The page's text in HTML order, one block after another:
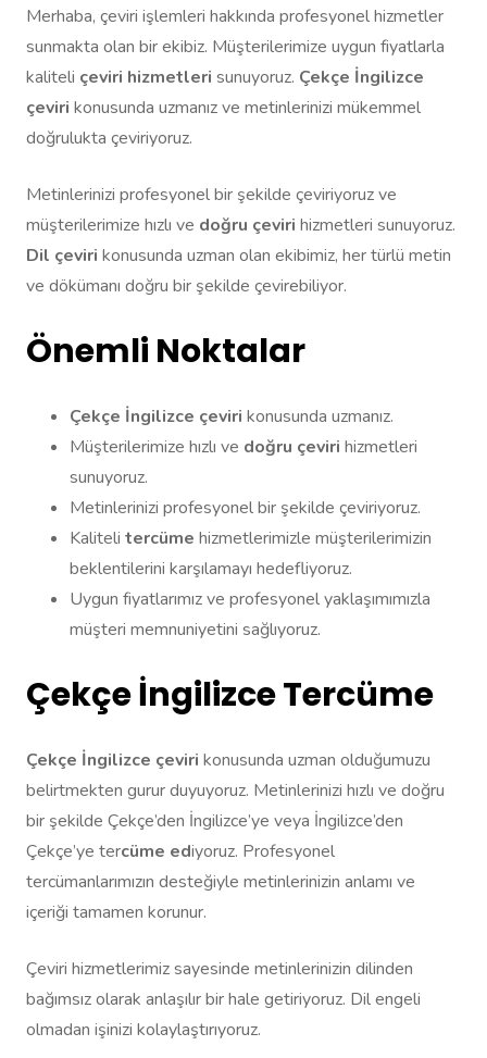
Merhaba, çeviri işlemleri hakkında profesyonel hizmetler
sunmakta olan bir ekibiz. Müşterilerimize uygun fiyatlarla
kaliteli çeviri hizmetleri sunuyoruz. Çekçe İngilizce
çeviri konusunda uzmanız ve metinlerinizi mükemmel
doğrulukta çeviriyoruz.
Metinlerinizi profesyonel bir şekilde çeviriyoruz ve
müşterilerimize hızlı ve doğru çeviri hizmetleri sunuyoruz.
Dil çeviri konusunda uzman olan ekibimiz, her türlü metin
ve dökümanı doğru bir şekilde çevirebiliyor.
Önemli Noktalar
Çekçe İngilizce çeviri konusunda uzmanız.
Müşterilerimize hızlı ve doğru çeviri hizmetleri
sunuyoruz.
Metinlerinizi profesyonel bir şekilde çeviriyoruz.
Kaliteli tercüme hizmetlerimizle müşterilerimizin
beklentilerini karşılamayı hedefliyoruz.
Uygun fiyatlarımız ve profesyonel yaklaşımımızla
müşteri memnuniyetini sağlıyoruz.
Çekçe İngilizce Tercüme
Çekçe İngilizce çeviri konusunda uzman olduğumuzu
belirtmekten gurur duyuyoruz. Metinlerinizi hızlı ve doğru
bir şekilde Çekçe’den İngilizce’ye veya İngilizce’den
Çekçe’ye tercüme ediyoruz. Profesyonel
tercümanlarımızın desteğiyle metinlerinizin anlamı ve
içeriği tamamen korunur.
Çeviri hizmetlerimiz sayesinde metinlerinizin dilinden
bağımsız olarak anlaşılır bir hale getiriyoruz. Dil engeli
olmadan işinizi kolaylaştırıyoruz.